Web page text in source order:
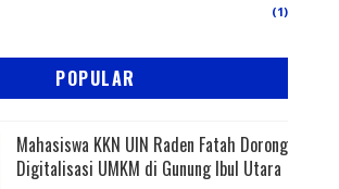
(1)
POPULAR
Mahasiswa KKN UIN Raden Fatah Dorong
Digitalisasi UMKM di Gunung Ibul Utara